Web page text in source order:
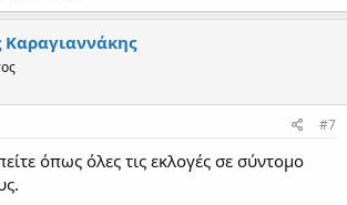
Καραγιαννάκης
#7
όπως όλες τις εκλογές σε σύντομο